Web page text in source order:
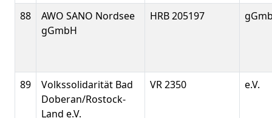
88
AWO SANO Nordsee
gGmbH
HRB 205197
89
Volkssolidarität Bad
Doberan/Rostock-
Land e.V.
VR 2350 e.V.